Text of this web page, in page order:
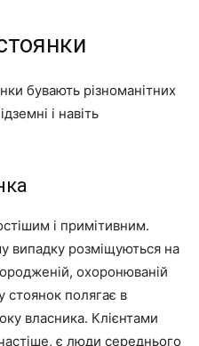
бувають різноманітних
і навіть
і примітивним.
випадку розміщуються на
охоронюваній
стоянок полягає в
власника. Клієнтами
є люди середнього